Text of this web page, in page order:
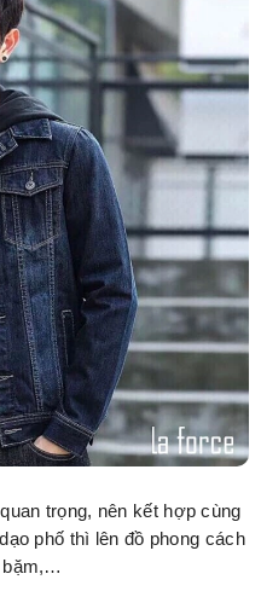
trọng, nên kết hợp cùng
phố thì lên đồ phong cách
bặm,…